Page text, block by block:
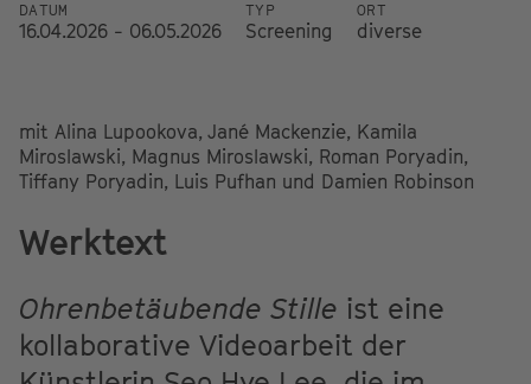
DATUM
16.04.2026 - 06.05.2026
TYP
Screening
ORT
diverse
mit Alina Lupookova, Jané Mackenzie, Kamila
Miroslawski, Magnus Miroslawski, Roman Poryadin,
Tiffany Poryadin, Luis Pufhan und Damien Robinson
Werktext
Ohrenbetäubende Stille ist eine
kollaborative Videoarbeit der